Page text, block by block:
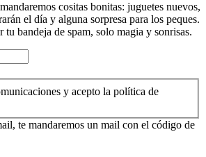
cositas bonitas: juguetes nuevos,
el día y alguna sorpresa para los peques.
tu bandeja de spam, solo magia y sonrisas.
y acepto la política de
te mandaremos un mail con el código de